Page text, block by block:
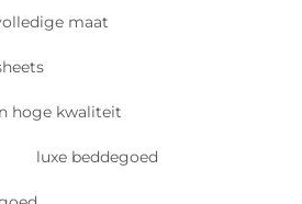
maat
hoge kwaliteit
luxe beddegoed